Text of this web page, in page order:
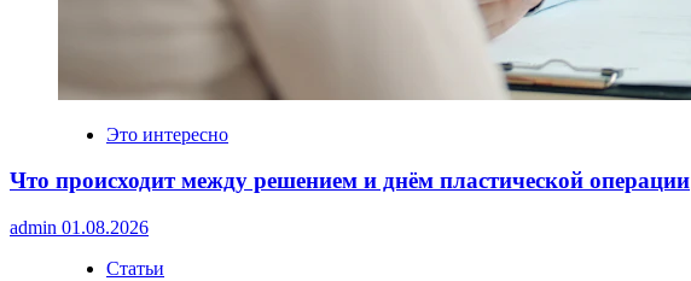
Это интересно
Что происходит между решением и днём пластической операции
admin 01.08.2026
Статьи